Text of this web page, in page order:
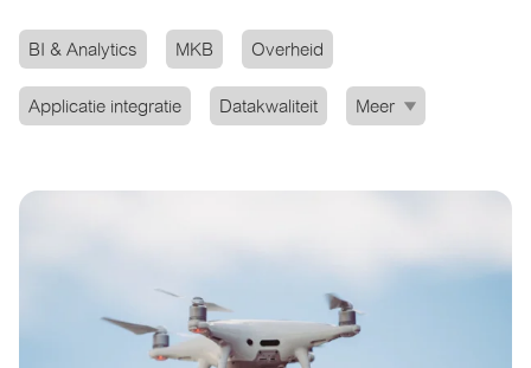
BI & Analytics MKB Overheid
Applicatie integratie Datakwaliteit Meer